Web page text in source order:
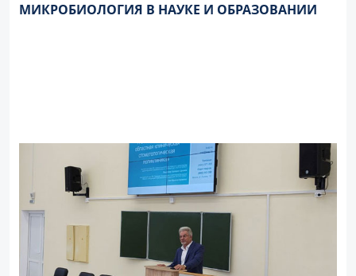
МИКРОБИОЛОГИЯ В НАУКЕ И ОБРАЗОВАНИИ